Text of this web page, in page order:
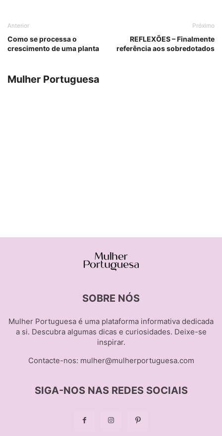
Anterior
Como se processa o
crescimento de uma planta
Próximo
REFLEXÕES – Finalmente
referência aos sobredotados
Mulher Portuguesa
SOBRE NÓS
Mulher Portuguesa é uma plataforma informativa dedicada
a si. Descubra algumas dicas e curiosidades. Deixe-se
inspirar.
Contacte-nos: mulher@mulherportuguesa.com
SIGA-NOS NAS REDES SOCIAIS